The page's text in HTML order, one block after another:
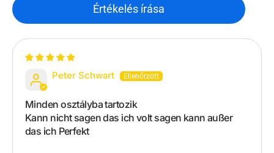
Értékelés írása
Peter Schwart
Minden osztályba tartozik
Kann nicht sagen das ich volt sagen kann außer
das ich Perfekt